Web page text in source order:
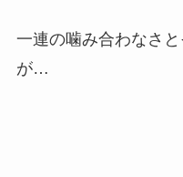
一連の噛み合わなさ
が…